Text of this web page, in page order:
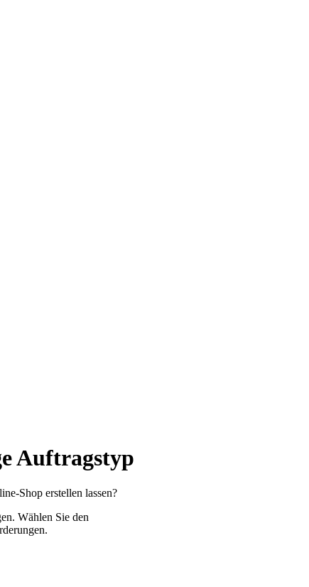
Auftragstyp
Shop erstellen lassen?
Wählen Sie den